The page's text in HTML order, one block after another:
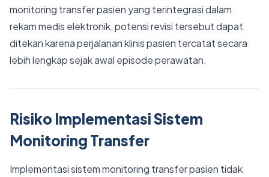
monitoring transfer pasien yang terintegrasi dalam
rekam medis elektronik, potensi revisi tersebut dapat
ditekan karena perjalanan klinis pasien tercatat secara
lebih lengkap sejak awal episode perawatan.
Risiko Implementasi Sistem
Monitoring Transfer
Implementasi sistem monitoring transfer pasien tidak